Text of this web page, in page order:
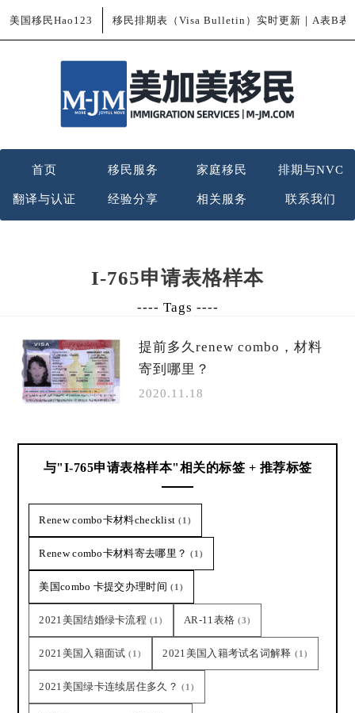
美国移民Hao123 移民排期表（Visa Bulletin）实时更新｜A表B表
首页 移民服务 家庭移民 排期与NVC
翻译与认证 经验分享 相关服务 联系我们
I-765申请表格样本
---- Tags ----
提前多久renew combo，材料
寄到哪里？
2020.11.18
与"I-765申请表格样本"相关的标签 + 推荐标签
Renew combo卡材料checklist (1)
Renew combo卡材料寄去哪里？ (1)
美国combo 卡提交办理时间 (1)
2021美国结婚绿卡流程 (1) AR-11表格 (3)
2021美国入籍面试 (1) 2021美国入籍考试名词解释 (1)
2021美国绿卡连续居住多久？ (1)